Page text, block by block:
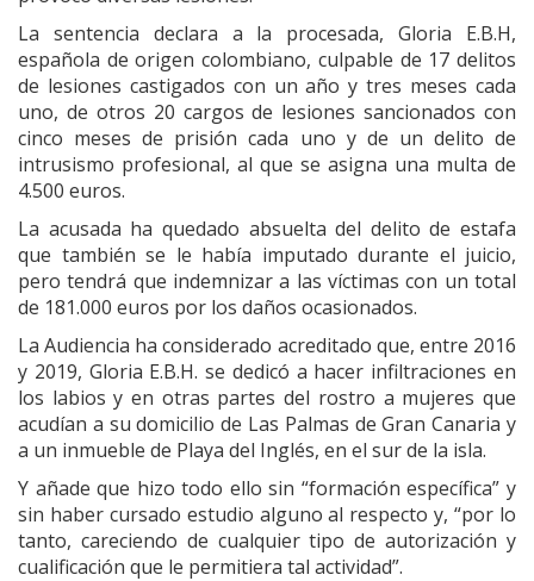
La sentencia declara a la procesada, Gloria E.B.H,
española de origen colombiano, culpable de 17 delitos
de lesiones castigados con un año y tres meses cada
uno, de otros 20 cargos de lesiones sancionados con
cinco meses de prisión cada uno y de un delito de
intrusismo profesional, al que se asigna una multa de
4.500 euros.
La acusada ha quedado absuelta del delito de estafa
que también se le había imputado durante el juicio,
pero tendrá que indemnizar a las víctimas con un total
de 181.000 euros por los daños ocasionados.
La Audiencia ha considerado acreditado que, entre 2016
y 2019, Gloria E.B.H. se dedicó a hacer infiltraciones en
los labios y en otras partes del rostro a mujeres que
acudían a su domicilio de Las Palmas de Gran Canaria y
a un inmueble de Playa del Inglés, en el sur de la isla.
Y añade que hizo todo ello sin “formación específica” y
sin haber cursado estudio alguno al respecto y, “por lo
tanto, careciendo de cualquier tipo de autorización y
cualificación que le permitiera tal actividad”.